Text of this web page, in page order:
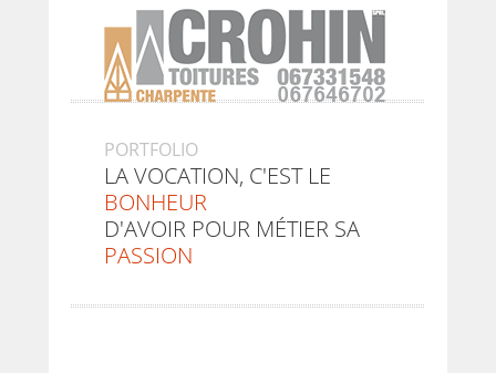
PORTFOLIO
LA VOCATION, C'EST LE
BONHEUR
D'AVOIR POUR MÉTIER SA
PASSION